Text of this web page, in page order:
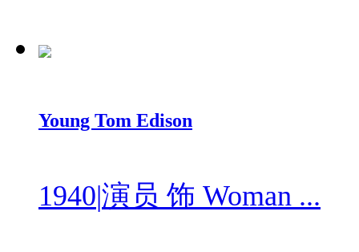
Young Tom Edison
1940|演员 饰 Woman ...